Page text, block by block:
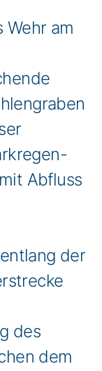
Wehr am
Abfluss
der
des
dem